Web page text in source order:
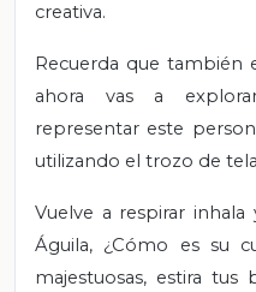
creativa.
Recuerda que también
ahora vas a
representar este
utilizando el trozo de
Vuelve a respirar inhala
Águila, ¿Cómo es su
majestuosas, estira tus